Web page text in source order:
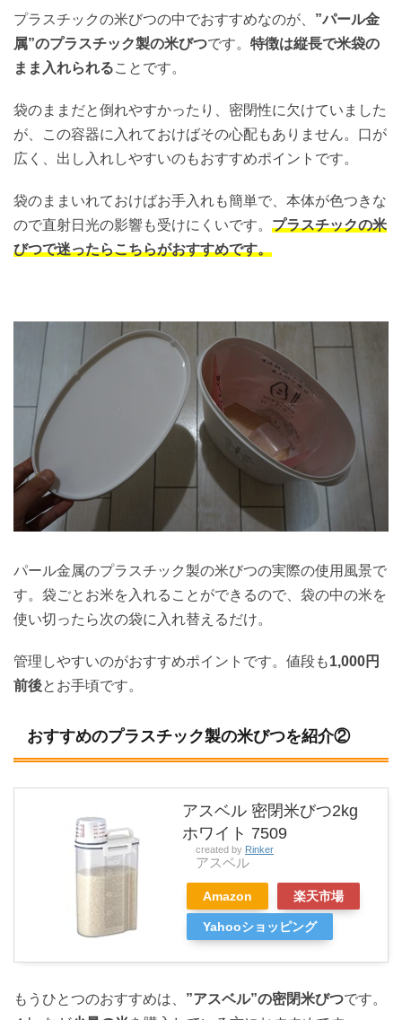
プラスチックの米びつの中でおすすめなのが、 ”パール金
属”のプラスチック製の米びつです。 特徴は縦長で米袋の
まま入れられることです。
袋のままだと倒れやすかったり、密閉性に欠けていました
が、この容器に入れておけばその心配もありません。口が
広く、出し入れしやすいのもおすすめポイントです。
袋のままいれておけばお手入れも簡単で、本体が色つきな
ので直射日光の影響も受けにくいです。 プラスチックの米
びつで迷ったらこちらがおすすめです。
パール金属のプラスチック製の米びつの実際の使用風景で
す。袋ごとお米を入れることができるので、袋の中の米を
使い切ったら次の袋に入れ替えるだけ。
管理しやすいのがおすすめポイントです。値段も1,000円
前後とお手頃です。
おすすめのプラスチック製の米びつを紹介②
アスベル 密閉米びつ2kg
ホワイト 7509
created by Rinker
アスベル
Amazon 楽天市場
Yahooショッピング
もうひとつのおすすめは、 ”アスベル”の密閉米びつです。